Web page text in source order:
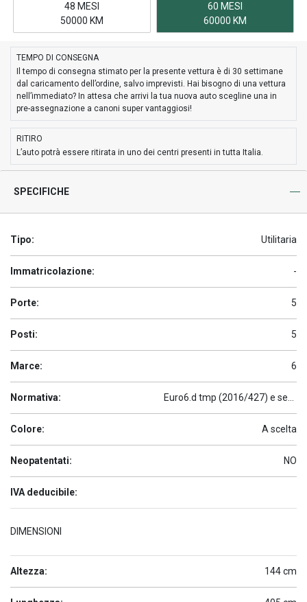
48 MESI
50000 KM
60 MESI
60000 KM
TEMPO DI CONSEGNA
Il tempo di consegna stimato per la presente vettura è di 30 settimane
dal caricamento dell’ordine, salvo imprevisti. Hai bisogno di una vettura
nell’immediato? In attesa che arrivi la tua nuova auto scegline una in
pre-assegnazione a canoni super vantaggiosi!
RITIRO
L’auto potrà essere ritirata in uno dei centri presenti in tutta Italia.
SPECIFICHE
Tipo: Utilitaria
Immatricolazione: -
Porte: 5
Posti: 5
Marce: 6
Normativa:
Colore: A scelta
Neopatentati: NO
IVA deducibile:
DIMENSIONI
Altezza: 144 cm